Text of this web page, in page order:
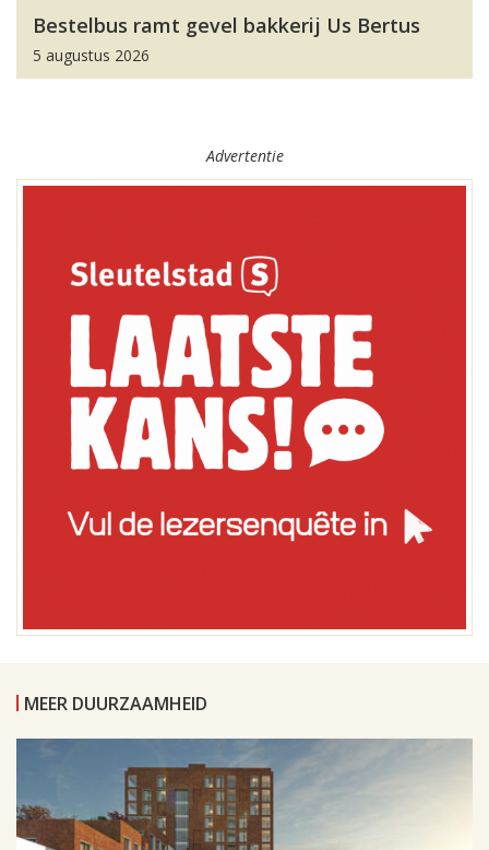
Bestelbus ramt gevel bakkerij Us Bertus
5 augustus 2026
Advertentie
MEER DUURZAAMHEID